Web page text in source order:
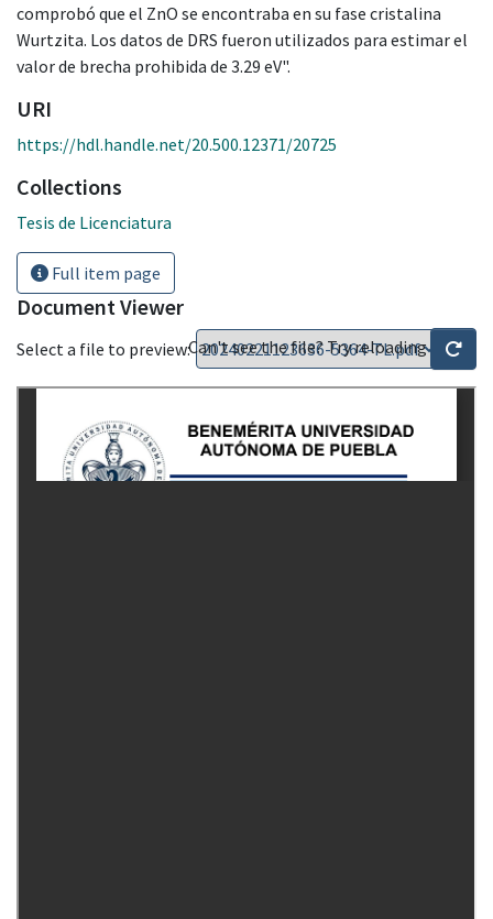
comprobó que el ZnO se encontraba en su fase cristalina
Wurtzita. Los datos de DRS fueron utilizados para estimar el
valor de brecha prohibida de 3.29 eV".
URI
https://hdl.handle.net/20.500.12371/20725
Collections
Tesis de Licenciatura
Full item page
Document Viewer
Select a file to preview:Can't see the file? Try reloading